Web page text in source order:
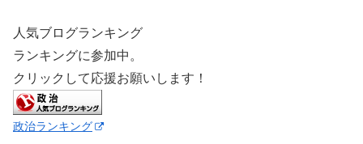
人気ブログランキング
ランキングに参加中。
クリックして応援お願いします！
政治ランキング